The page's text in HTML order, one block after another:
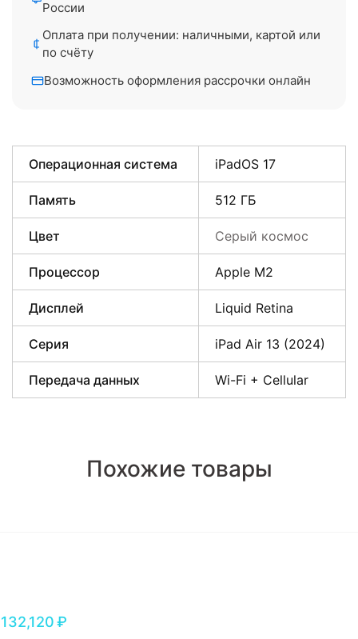
России
Оплата при получении: наличными, картой или
по счёту
Возможность оформления рассрочки онлайн
Операционная система iPadOS 17
Память 512 ГБ
Цвет Серый космос
Процессор Apple M2
Дисплей Liquid Retina
Серия iPad Air 13 (2024)
Передача данных Wi-Fi + Cellular
Похожие товары
132,120₽